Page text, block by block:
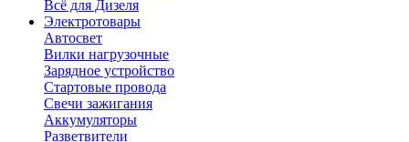
Всё для Дизеля
Электротовары
Автосвет
Вилки нагрузочные
Зарядное устройство
Стартовые провода
Свечи зажигания
Аккумуляторы
Разветвители